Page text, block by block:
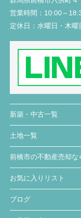
営業時間： 10:00～
定休日： 水曜日・木曜
新築・中古一覧
土地一覧
前橋市の不動産売却
お気に入りリスト
ブログ